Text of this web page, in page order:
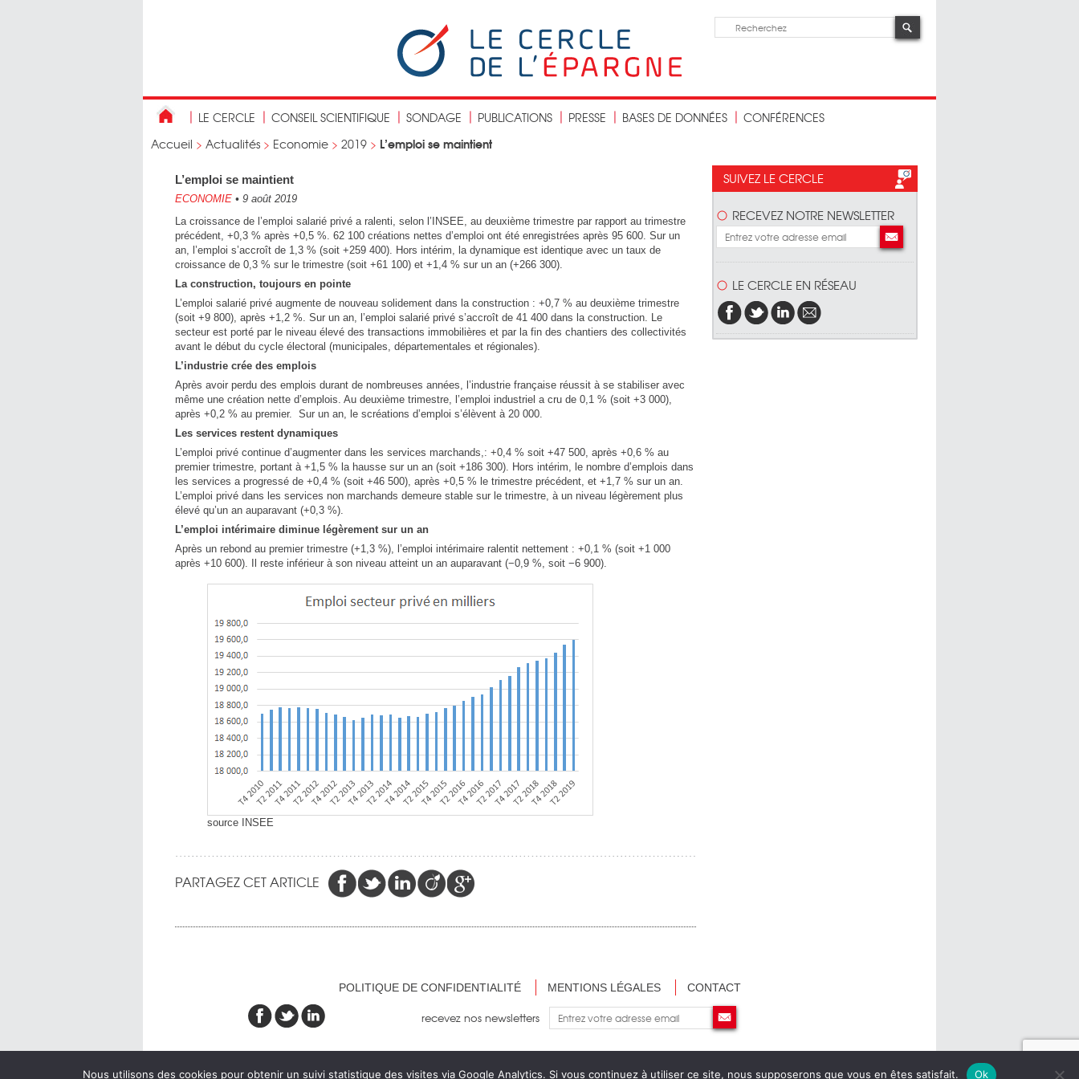
LE CERCLE CONSEIL SCIENTIFIQUE SONDAGE PUBLICATIONS PRESSE BASES DE DONNÉES
CONFÉRENCES
Accueil > Actualités > Economie > 2019 > L’emploi se maintient
L’emploi se maintient
ECONOMIE • 9 août 2019
La croissance de l’emploi salarié privé a ralenti, selon l’INSEE, au deuxième trimestre par rapport au trimestre
précédent, +0,3 % après +0,5 %. 62 100 créations nettes d’emploi ont été enregistrées après 95 600. Sur un
an, l’emploi s’accroît de 1,3 % (soit +259 400). Hors intérim, la dynamique est identique avec un taux de
croissance de 0,3 % sur le trimestre (soit +61 100) et +1,4 % sur un an (+266 300).
La construction, toujours en pointe
L’emploi salarié privé augmente de nouveau solidement dans la construction : +0,7 % au deuxième trimestre
(soit +9 800), après +1,2 %. Sur un an, l’emploi salarié privé s’accroît de 41 400 dans la construction. Le
secteur est porté par le niveau élevé des transactions immobilières et par la fin des chantiers des collectivités
avant le début du cycle électoral (municipales, départementales et régionales).
L’industrie crée des emplois
Après avoir perdu des emplois durant de nombreuses années, l’industrie française réussit à se stabiliser avec
même une création nette d’emplois. Au deuxième trimestre, l’emploi industriel a cru de 0,1 % (soit +3 000),
après +0,2 % au premier. Sur un an, le scréations d’emploi s’élèvent à 20 000.
Les services restent dynamiques
L’emploi privé continue d’augmenter dans les services marchands,: +0,4 % soit +47 500, après +0,6 % au
premier trimestre, portant à +1,5 % la hausse sur un an (soit +186 300). Hors intérim, le nombre d’emplois dans
les services a progressé de +0,4 % (soit +46 500), après +0,5 % le trimestre précédent, et +1,7 % sur un an.
L’emploi privé dans les services non marchands demeure stable sur le trimestre, à un niveau légèrement plus
élevé qu’un an auparavant (+0,3 %).
L’emploi intérimaire diminue légèrement sur un an
Après un rebond au premier trimestre (+1,3 %), l’emploi intérimaire ralentit nettement : +0,1 % (soit +1 000
après +10 600). Il reste inférieur à son niveau atteint un an auparavant (−0,9 %, soit −6 900).
source INSEE
PARTAGEZ CET ARTICLE
SUIVEZ LE CERCLE
RECEVEZ NOTRE NEWSLETTER
LE CERCLE EN RÉSEAU
POLITIQUE DE CONFIDENTIALITÉ MENTIONS LÉGALES CONTACT
recevez nos newsletters
Nous utilisons des cookies pour obtenir un suivi statistique des visites via Google Analytics. Si vous continuez à utiliser ce site, nous supposerons que vous en êtes satisfait. Ok